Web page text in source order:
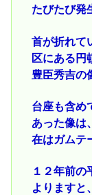
たびたび発
首が折れて
区にある円
豊臣秀吉の
台座も含め
あった像は
在はガムテ
１２年前の
よりますと